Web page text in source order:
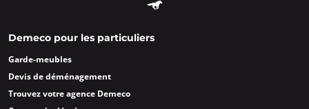
Demeco pour les particuliers
Garde-meubles
Devis de déménagement
Trouvez votre agence Demeco